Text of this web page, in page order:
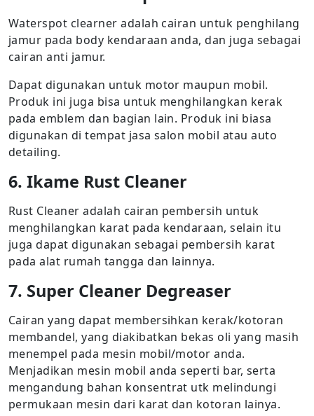
Waterspot clearner adalah cairan untuk penghilang
jamur pada body kendaraan anda, dan juga sebagai
cairan anti jamur.
Dapat digunakan untuk motor maupun mobil.
Produk ini juga bisa untuk menghilangkan kerak
pada emblem dan bagian lain. Produk ini biasa
digunakan di tempat jasa salon mobil atau auto
detailing.
6. Ikame Rust Cleaner
Rust Cleaner adalah cairan pembersih untuk
menghilangkan karat pada kendaraan, selain itu
juga dapat digunakan sebagai pembersih karat
pada alat rumah tangga dan lainnya.
7. Super Cleaner Degreaser
Cairan yang dapat membersihkan kerak/kotoran
membandel, yang diakibatkan bekas oli yang masih
menempel pada mesin mobil/motor anda.
Menjadikan mesin mobil anda seperti bar, serta
mengandung bahan konsentrat utk melindungi
permukaan mesin dari karat dan kotoran lainya.